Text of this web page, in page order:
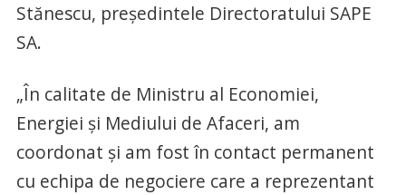
Stănescu, președintele Directoratului SAPE
SA.
„În calitate de Ministru al Economiei,
Energiei și Mediului de Afaceri, am
coordonat și am fost în contact permanent
cu echipa de negociere care a reprezentant